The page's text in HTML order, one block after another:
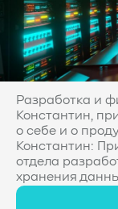
Разработка и
Константин,
о себе и о
Константин:
отдела
хранения